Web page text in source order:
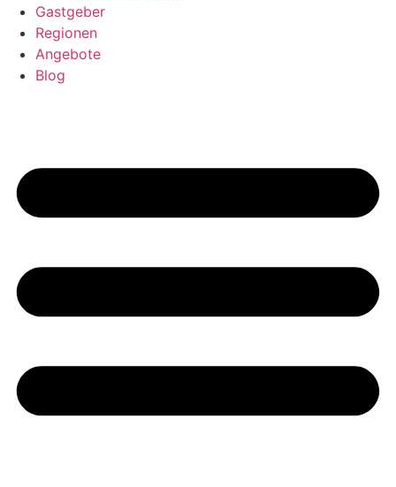
Gastgeber
Regionen
Angebote
Blog